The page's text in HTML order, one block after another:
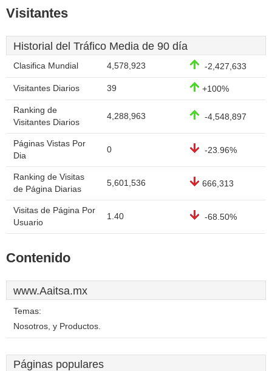
Visitantes
Historial del Tráfico Media de 90 día
Clasifica Mundial 4,578,923 -2,427,633
Visitantes Diarios 39 +100%
Ranking de
Visitantes Diarios
4,288,963 -4,548,897
Páginas Vistas Por
Dia
0 -23.96%
Ranking de Visitas
de Página Diarias
5,601,536 666,313
Visitas de Página Por
Usuario
1.40 -68.50%
Contenido
www.Aaitsa.mx
Temas:
Nosotros, y Productos.
Páginas populares